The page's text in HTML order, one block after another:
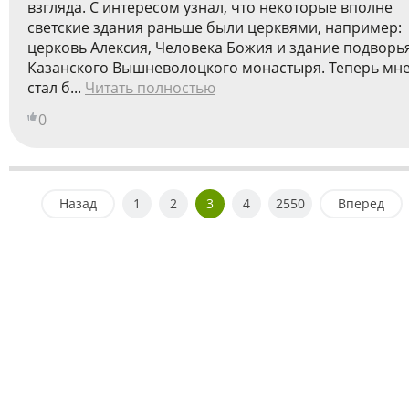
взгляда. С интересом узнал, что некоторые вполне
светские здания раньше были церквями, например:
церковь Алексия, Человека Божия и здание
Казанского Вышневолоцкого монастыря. Теперь
стал б... Читать полностью
0
Назад 1 2 3 4 2550 Вперед